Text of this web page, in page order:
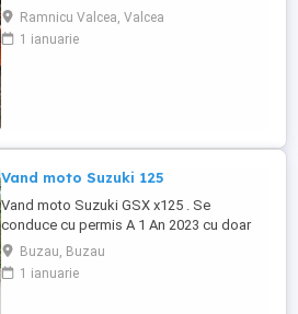
ideală pentru începători sau pentru oraș.
Fără daune, lovituri!
Ramnicu Valcea, Valcea
1 ianuarie
Vand moto Suzuki 125
Vand moto Suzuki GSX x125 . Se
conduce cu permis A 1 An 2023 cu doar
5000km Stare impecabila , fara cazaturi
ITP valabil pana in noiembrie 2027 Revizii
si schimb de ulei in service autorizat
Buzau, Buzau
1 ianuarie